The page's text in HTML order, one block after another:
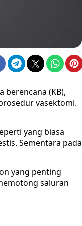
berencana (KB),
vasektomi.
yang biasa
Sementara pada
yang penting
saluran